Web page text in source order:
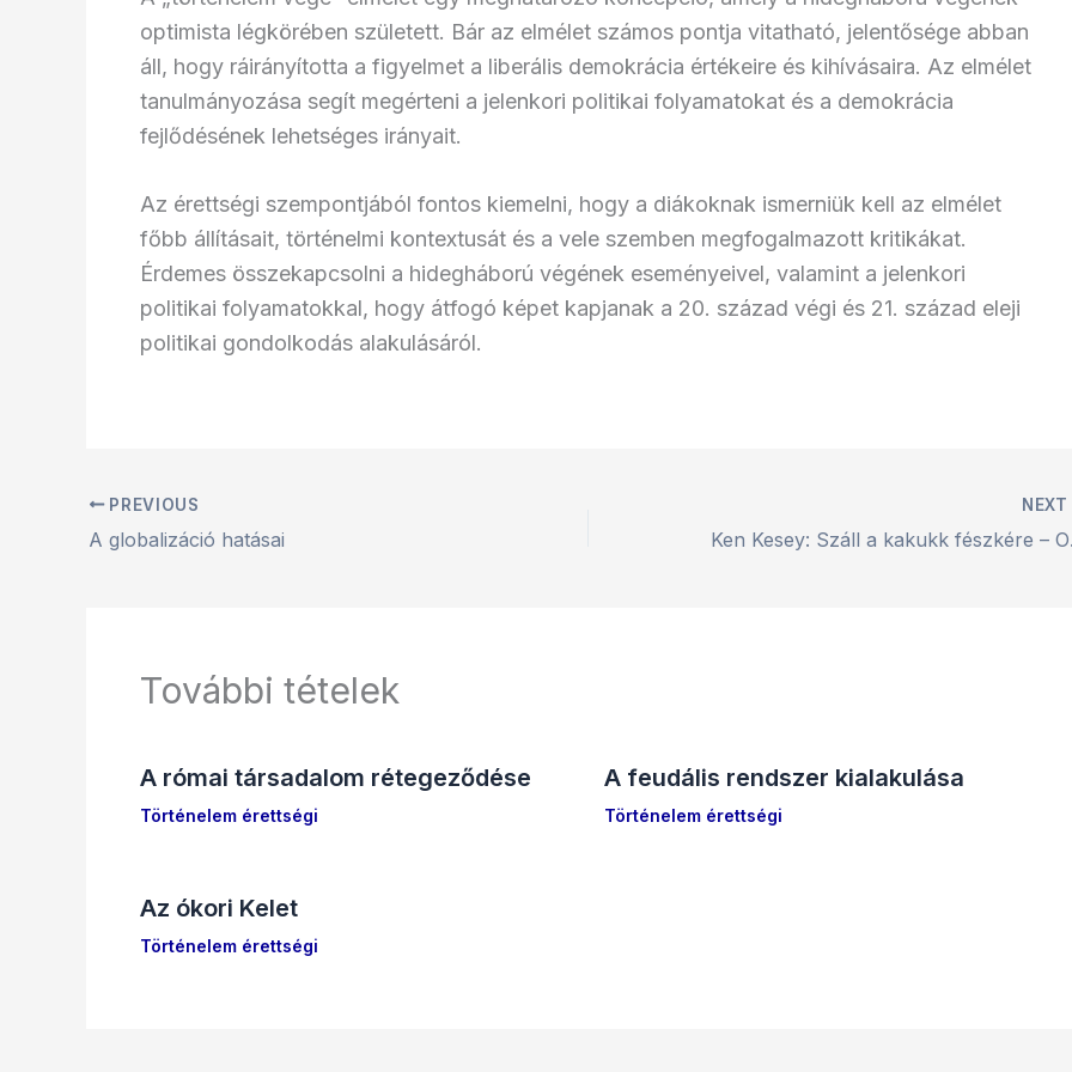
optimista légkörében született. Bár az elmélet számos pontja vitatható, jelentősége abban
áll, hogy ráirányította a figyelmet a liberális demokrácia értékeire és kihívásaira. Az elmélet
tanulmányozása segít megérteni a jelenkori politikai folyamatokat és a demokrácia
fejlődésének lehetséges irányait.
Az érettségi szempontjából fontos kiemelni, hogy a diákoknak ismerniük kell az elmélet
főbb állításait, történelmi kontextusát és a vele szemben megfogalmazott kritikákat.
Érdemes összekapcsolni a hidegháború végének eseményeivel, valamint a jelenkori
politikai folyamatokkal, hogy átfogó képet kapjanak a 20. század végi és 21. század eleji
politikai gondolkodás alakulásáról.
PREVIOUS
A globalizáció hatásai
NEXT
További tételek
A római társadalom rétegeződése
Történelem érettségi
A feudális rendszer kialakulása
Történelem érettségi
Az ókori Kelet
Történelem érettségi